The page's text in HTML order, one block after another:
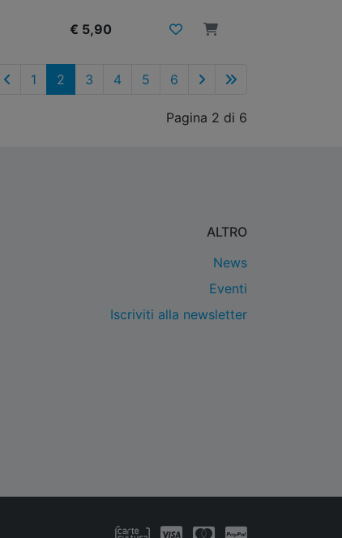
€ 5,90
1 2 3 4 5 6
Pagina 2 di 6
ALTRO
News
Eventi
Iscriviti alla newsletter